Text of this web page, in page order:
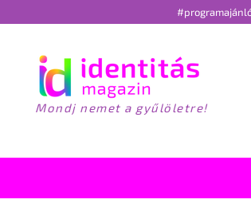
Mondj nemet a gyűlöletre!